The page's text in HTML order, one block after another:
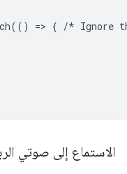
(() => { /* Ignore
الاستماع إلى صوتي